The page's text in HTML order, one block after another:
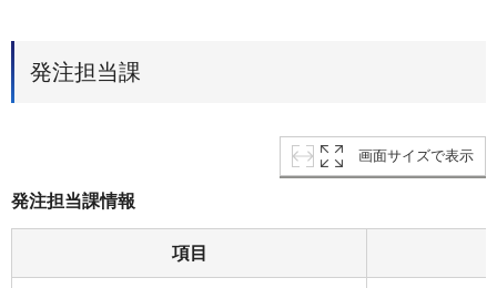
発注担当課
画面サイズで表示
発注担当課情報
項目